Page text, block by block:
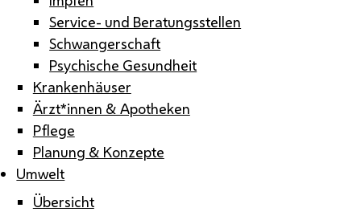
Service- und Beratungsstellen
Schwangerschaft
Psychische Gesundheit
Krankenhäuser
Ärzt*innen & Apotheken
Pflege
Planung & Konzepte
Umwelt
Übersicht